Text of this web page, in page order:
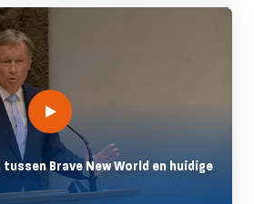
Brave New World en huidige